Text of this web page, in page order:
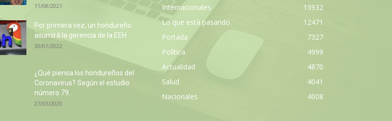
11/08/2021
Por primera vez, un hondureño
asumirá la gerencia de la EEH
30/01/2022
¿Qué piensa los hondureños del
Coronavirus? Según el estudio
número 79...
27/03/2020
Internacionales
13932
Lo que está pasando
12471
Portada
7327
Política
4999
Actualidad
4870
Salud
4041
Nacionales
4008